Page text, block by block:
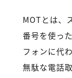
MOTとは、
番号を使っ
フォンに代
無駄な電話